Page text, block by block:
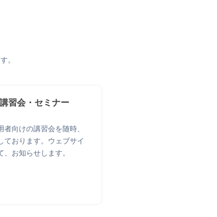
。
講習会・セミナー
者向けの講習会を随時、
ております。ウェブサイ
、お知らせします。